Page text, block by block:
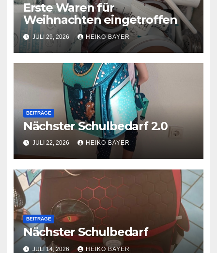
Erste Waren für
Weihnachten eingetroffen
JULI 29, 2026 HEIKO BAYER
BEITRÄGE
Nächster Schulbedarf 2.0
JULI 22, 2026 HEIKO BAYER
BEITRÄGE
Nächster Schulbedarf
JULI 14, 2026 HEIKO BAYER